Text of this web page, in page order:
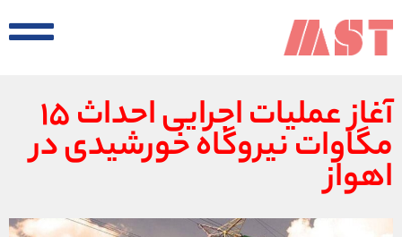
آغاز عملیات اجرایی احداث ۱۵
مگاوات نیروگاه خورشیدی در
اهواز